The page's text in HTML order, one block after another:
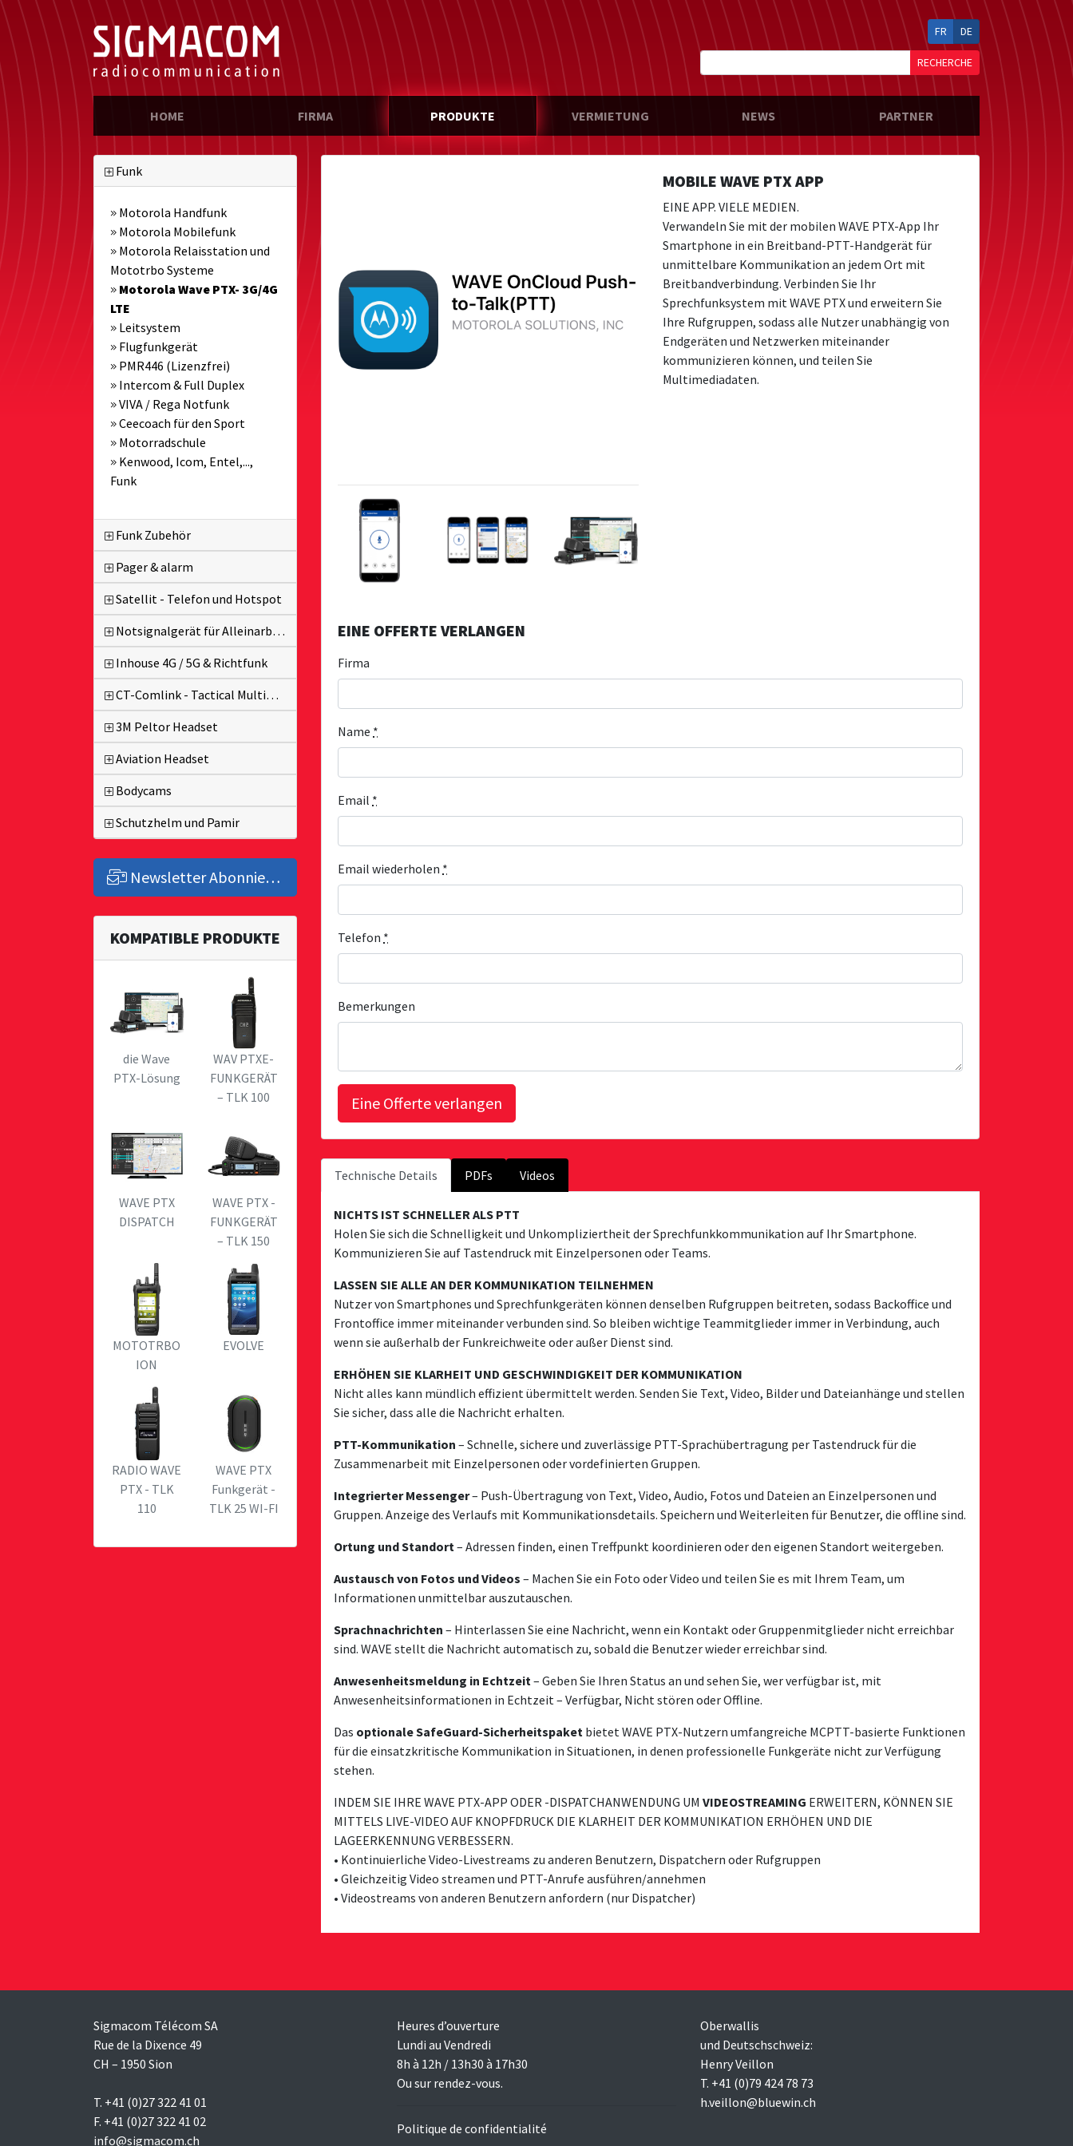
FR DE
RECHERCHE
HOME FIRMA PRODUKTE VERMIETUNG NEWS PARTNER
MOBILE WAVE PTX APP
EINE APP. VIELE MEDIEN.
Verwandeln Sie mit der mobilen WAVE PTX-App Ihr
Smartphone in ein Breitband-PTT-Handgerät für
unmittelbare Kommunikation an jedem Ort mit
Breitbandverbindung. Verbinden Sie Ihr
Sprechfunksystem mit WAVE PTX und erweitern Sie
Ihre Rufgruppen, sodass alle Nutzer unabhängig von
Endgeräten und Netzwerken miteinander
kommunizieren können, und teilen Sie
Multimediadaten.
EINE OFFERTE VERLANGEN
Firma
Name *
Email *
Email wiederholen *
Telefon *
Bemerkungen
Technische Details PDFs Videos
NICHTS IST SCHNELLER ALS PTT
Holen Sie sich die Schnelligkeit und Unkompliziertheit der Sprechfunkkommunikation auf Ihr Smartphone.
Kommunizieren Sie auf Tastendruck mit Einzelpersonen oder Teams.
LASSEN SIE ALLE AN DER KOMMUNIKATION TEILNEHMEN
Nutzer von Smartphones und Sprechfunkgeräten können denselben Rufgruppen beitreten, sodass Backoffice und
Frontoffice immer miteinander verbunden sind. So bleiben wichtige Teammitglieder immer in Verbindung, auch
wenn sie außerhalb der Funkreichweite oder außer Dienst sind.
ERHÖHEN SIE KLARHEIT UND GESCHWINDIGKEIT DER KOMMUNIKATION
Nicht alles kann mündlich effizient übermittelt werden. Senden Sie Text, Video, Bilder und Dateianhänge und stellen
Sie sicher, dass alle die Nachricht erhalten.
PTT-Kommunikation – Schnelle, sichere und zuverlässige PTT-Sprachübertragung per Tastendruck für die
Zusammenarbeit mit Einzelpersonen oder vordefinierten Gruppen.
Integrierter Messenger– Push-Übertragung von Text, Video, Audio, Fotos und Dateien an Einzelpersonen und
Gruppen. Anzeige des Verlaufs mit Kommunikationsdetails. Speichern und Weiterleiten für Benutzer, die offline sind.
Ortung und Standort – Adressen finden, einen Treffpunkt koordinieren oder den eigenen Standort weitergeben.
Austausch von Fotos und Videos – Machen Sie ein Foto oder Video und teilen Sie es mit Ihrem Team, um
Informationen unmittelbar auszutauschen.
Sprachnachrichten – Hinterlassen Sie eine Nachricht, wenn ein Kontakt oder Gruppenmitglieder nicht erreichbar
sind. WAVE stellt die Nachricht automatisch zu, sobald die Benutzer wieder erreichbar sind.
Anwesenheitsmeldung in Echtzeit – Geben Sie Ihren Status an und sehen Sie, wer verfügbar ist, mit
Anwesenheitsinformationen in Echtzeit – Verfügbar, Nicht stören oder Offline.
Das optionale SafeGuard-Sicherheitspaket bietet WAVE PTX-Nutzern umfangreiche MCPTT-basierte Funktionen
für die einsatzkritische Kommunikation in Situationen, in denen professionelle Funkgeräte nicht zur Verfügung
stehen.
INDEM SIE IHRE WAVE PTX-APP ODER -DISPATCHANWENDUNG UM VIDEOSTREAMING ERWEITERN, KÖNNEN SIE
MITTELS LIVE-VIDEO AUF KNOPFDRUCK DIE KLARHEIT DER KOMMUNIKATION ERHÖHEN UND DIE
LAGEERKENNUNG VERBESSERN.
• Kontinuierliche Video-Livestreams zu anderen Benutzern, Dispatchern oder Rufgruppen
• Gleichzeitig Video streamen und PTT-Anrufe ausführen/annehmen
• Videostreams von anderen Benutzern anfordern (nur Dispatcher)
Funk
Motorola Handfunk
Motorola Mobilefunk
Motorola Relaisstation und
Mototrbo Systeme
Motorola Wave PTX- 3G/4G
LTE
Leitsystem
Flugfunkgerät
PMR446 (Lizenzfrei)
Intercom & Full Duplex
VIVA / Rega Notfunk
Ceecoach für den Sport
Motorradschule
Kenwood, Icom, Entel,...,
Funk
Funk Zubehör
Pager & alarm
Satellit - Telefon und Hotspot
Notsignalgerät für Alleinarbeiter
Inhouse 4G / 5G & Richtfunk
CT-Comlink - Tactical MultiPTT
3M Peltor Headset
Aviation Headset
Bodycams
Schutzhelm und Pamir
Newsletter Abonnieren
KOMPATIBLE PRODUKTE
die Wave
PTX-Lösung
WAV PTXE-
FUNKGERÄT
– TLK 100
WAVE PTX
DISPATCH
WAVE PTX -
FUNKGERÄT
– TLK 150
MOTOTRBO
ION
EVOLVE
RADIO WAVE
PTX - TLK
110
WAVE PTX
Funkgerät -
TLK 25 WI-FI
Sigmacom Télécom SA
Rue de la Dixence 49
CH – 1950 Sion
T. +41 (0)27 322 41 01
F. +41 (0)27 322 41 02
info@sigmacom.ch
Heures d’ouverture
Lundi au Vendredi
8h à 12h / 13h30 à 17h30
Ou sur rendez-vous.
Politique de confidentialité
Oberwallis
und Deutschschweiz:
Henry Veillon
T. +41 (0)79 424 78 73
h.veillon@bluewin.ch